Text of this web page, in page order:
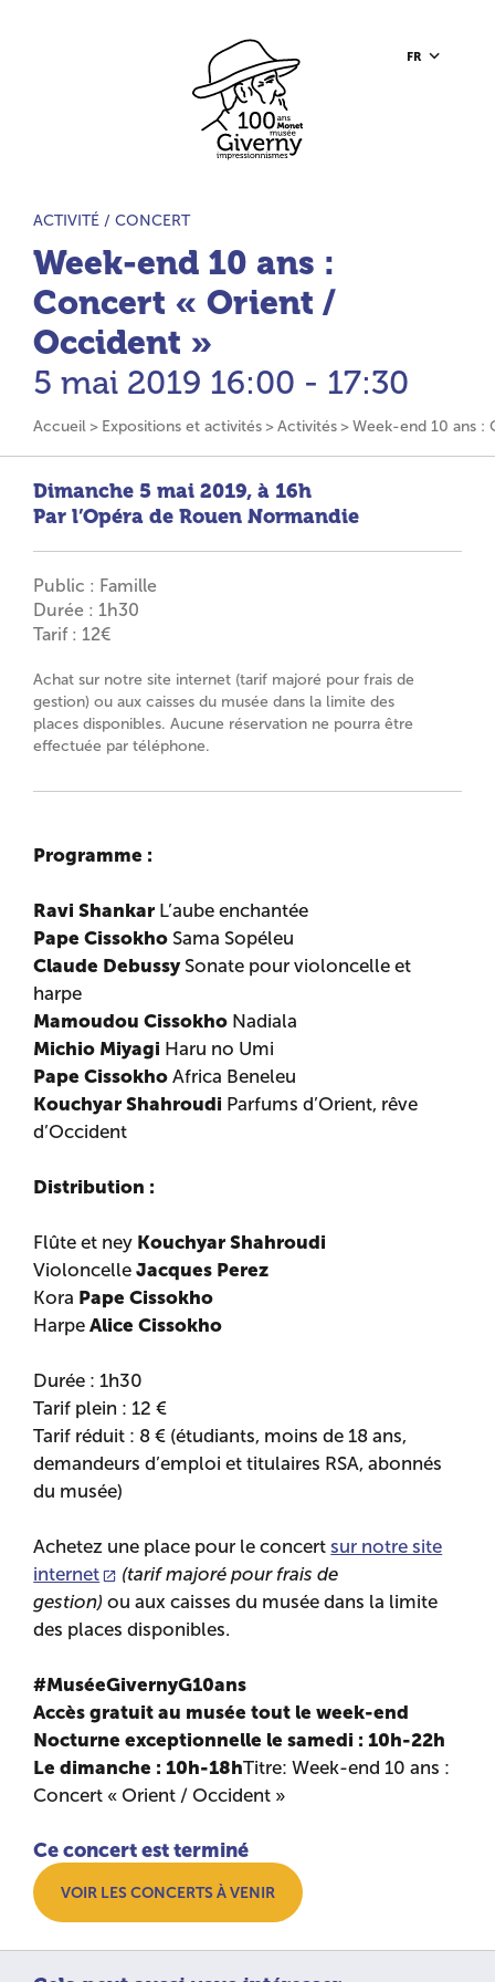
FR
Accueil du site
TYPE D’ACTIVITÉ :
ACTIVITÉ /CONCERT
Week-end 10 ans :
Concert « Orient /
Occident »
5 mai 2019 16:00 - 17:30
Accueil Expositions et activités Activités Week-end 10 ans
Dimanche 5 mai 2019, à 16h
Par l’Opéra de Rouen Normandie
Public : Famille
Durée : 1h30
Tarif : 12€
Achat sur notre site internet (tarif majoré pour frais de
gestion) ou aux caisses du musée dans la limite des
places disponibles. Aucune réservation ne pourra être
effectuée par téléphone.
Programme :
Ravi Shankar L’aube enchantée
Pape Cissokho Sama Sopéleu
Claude DebussySonate pour violoncelle et
harpe
Mamoudou Cissokho Nadiala
Michio Miyagi Haru no Umi
Pape Cissokho Africa Beneleu
Kouchyar Shahroudi Parfums d’Orient, rêve
d’Occident
Distribution :
Flûte et ney Kouchyar Shahroudi
VioloncelleJacques Perez
Kora Pape Cissokho
HarpeAlice Cissokho
Durée : 1h30
Tarif plein : 12 €
Tarif réduit : 8 € (étudiants, moins de 18 ans,
demandeurs d’emploi et titulaires RSA, abonnés
du musée)
Achetez une place pour le concertsur notre site
internet
(tarif majoré pour frais de
gestion) ou aux caisses du musée dans la limite
des places disponibles.
#MuséeGivernyG10ans
Accès gratuit au musée tout le week-end
Nocturne exceptionnelle le samedi : 10h-22h
Le dimanche : 10h-18hTitre: Week-end 10 ans :
Concert « Orient / Occident »
Ce concert est terminé
VOIR LES CONCERTS À VENIR